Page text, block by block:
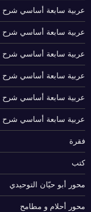
عربية سابعة أساسي شرح
عربية سابعة أساسي
عربية سابعة أساسي شرح
عربية سابعة أساسي
عربية سابعة أساسي
عربية سابعة أساسي
فقرة
كتب
محور أبو حيّان التوحيدي
محور أحلام و مطامح